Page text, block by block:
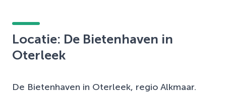
Locatie: De Bietenhaven in
Oterleek
De Bietenhaven in Oterleek, regio Alkmaar.